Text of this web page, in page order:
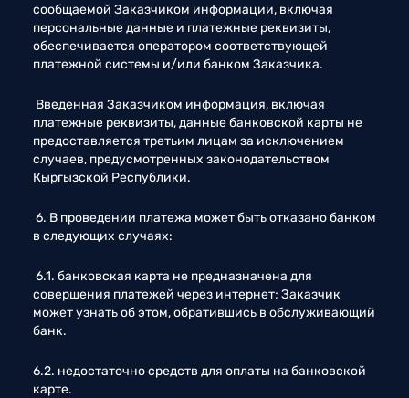
сообщаемой Заказчиком информации, включая
персональные данные и платежные реквизиты,
обеспечивается оператором соответствующей
платежной системы и/или банком Заказчика.
платежные реквизиты, данные банковской карты не
предоставляется третьим лицам за исключением
случаев, предусмотренных законодательством
Кыргызской Республики.
в следующих случаях:
совершения платежей через интернет; Заказчик
может узнать об этом, обратившись в обслуживающий
банк.
6.2. недостаточно средств для оплаты на банковской
карте.